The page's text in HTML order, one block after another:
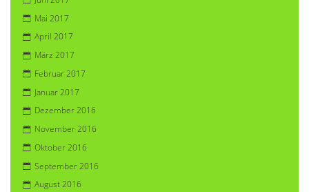
Mai 2017
April 2017
März 2017
Februar 2017
Januar 2017
Dezember 2016
November 2016
Oktober 2016
September 2016
August 2016